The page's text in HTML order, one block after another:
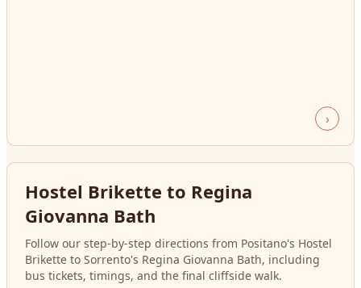
›
Hostel Brikette to Regina
Giovanna Bath
Follow our step-by-step directions from Positano's Hostel
Brikette to Sorrento's Regina Giovanna Bath, including
bus tickets, timings, and the final cliffside walk.